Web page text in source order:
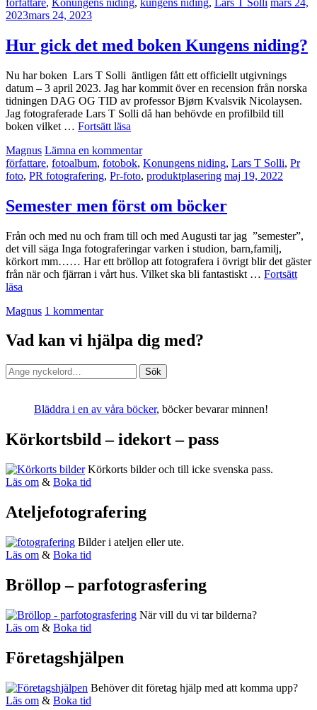
2023mars 24, 2023
Hur gick det med boken Kungens niding?
Nu har boken Lars T Solli äntligen fått ett officiellt utgivnings
datum – 3 april 2023. Jag har kommit över en recension från norska
tidningen DAG OG TID av professor Bjørn Kvalsvik Nicolaysen.
Jag fotograferade Lars T Solli då han behövde en profilbild till
boken vilket … Fortsätt läsa
det
med
boken
niding?
av
Magnus Lämna en kommentar
Kategorier:
författare, fotoalbum, fotobok, Konungens niding, Lars T Solli, Pr
foto, PR fotografering, Pr-foto, produktplasering Publicerat
maj 19, 2022
Semester men först om böcker
Från och med nu och fram till och med Augusti tar jag ”semester”,
det vill säga Inga fotograferingar varken i studion, barn,familj,
körkort mm…… Har ett bröllop att fotografera i övrigt blir det gäster
från när och fjärran i vårt hus. Vilket ska bli fantastiskt … Fortsätt
läsa
först
böcker
av
Magnus 1 kommentar
Vad kan vi hjälpa dig med?
Sök
efter:
Sök
Bläddra i en av våra böcker, böcker bevarar minnen!
Körkortsbild – idekort – pass
Körkorts bilder och till icke svenska pass.
Läs om & Boka tid
Ateljefotografering
Bilder i ateljen eller ute.
Läs om & Boka tid
Bröllop – parfotograsfering
När vill du vi tar bilderna?
Läs om & Boka tid
Företagshjälpen
Behöver dit företag hjälp med att komma upp?
Läs om & Boka tid